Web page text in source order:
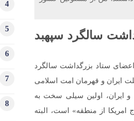
سالگرد سپهبد
ستاد بزرگداشت سالگرد
ایران و قهرمان امت اسلامی
ایران، اولین سیلی سخت به
امریکا از منطقه» است، البته
4
5
6
7
8